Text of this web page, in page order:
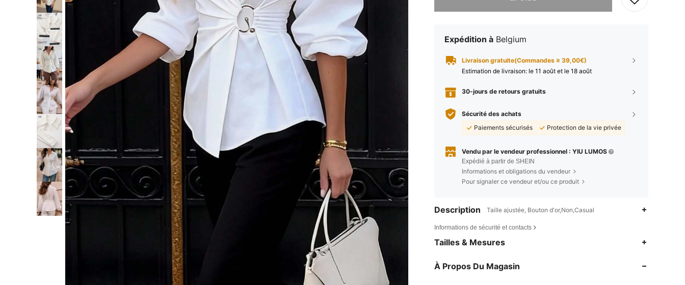
Expédition à Belgium
Livraison gratuite(Commandes ≥ 39,00€)
Estimation de livraison: le 11 août et le 18 août
30-jours de retours gratuits
Sécurité des achats
Paiements sécurisés
Protection de la vie privée
Vendu par le vendeur professionnel : YIU LUMOS
Expédié à partir de SHEIN
Informations et obligations du vendeur
Pour signaler ce vendeur et/ou ce produit
Description Taille ajustée, Bouton d'or,Non,Casual
Informations de sécurité et contacts
Tailles & Mesures
À Propos Du Magasin
4,64
116